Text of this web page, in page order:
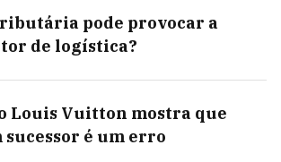
pode provocar a
de logística?
Louis Vuitton mostra que
é um erro